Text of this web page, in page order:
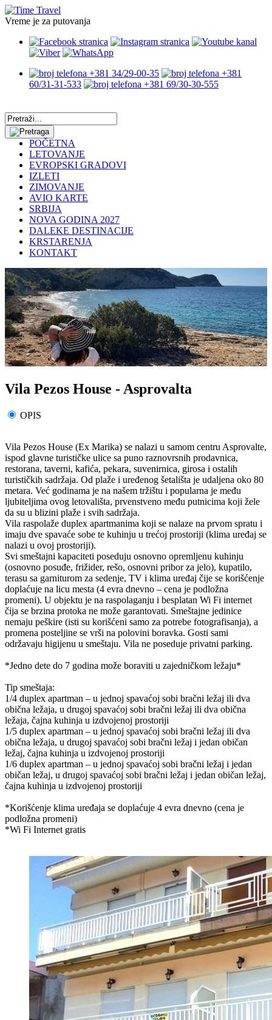
Vreme je za putovanja
+381 34/29-00-35
+381
60/31-31-533
+381 69/30-30-555
POČETNA
LETOVANJE
EVROPSKI GRADOVI
IZLETI
ZIMOVANJE
AVIO KARTE
SRBIJA
NOVA GODINA 2027
DALEKE DESTINACIJE
KRSTARENJA
KONTAKT
Vila Pezos House - Asprovalta
OPIS
Vila Pezos House (Ex Marika) se nalazi u samom centru Asprovalte,
ispod glavne turističke ulice sa puno raznovrsnih prodavnica,
restorana, taverni, kafića, pekara, suvenirnica, girosa i ostalih
turističkih sadržaja. Od plaže i uređenog šetališta je udaljena oko 80
metara. Već godinama je na našem tržištu i popularna je među
ljubiteljima ovog letovališta, prvenstveno među putnicima koji žele
da su u blizini plaže i svih sadržaja.
Vila raspolaže duplex apartmanima koji se nalaze na prvom spratu i
imaju dve spavaće sobe te kuhinju u trećoj prostoriji (klima uređaj se
nalazi u ovoj prostoriji).
Svi smeštajni kapaciteti poseduju osnovno opremljenu kuhinju
(osnovno posuđe, frižider, rešo, osnovni pribor za jelo), kupatilo,
terasu sa garniturom za sedenje, TV i klima uređaj čije se korišćenje
doplaćuje na licu mesta (4 evra dnevno – cena je podložna
promeni). U objektu je na raspolaganju i besplatan Wi Fi internet
čija se brzina protoka ne može garantovati. Smeštajne jedinice
nemaju peškire (isti su korišćeni samo za potrebe fotografisanja), a
promena posteljine se vrši na polovini boravka. Gosti sami
održavaju higijenu u smeštaju. Vila ne poseduje privatni parking.
*Jedno dete do 7 godina može boraviti u zajedničkom ležaju*
Tip smeštaja:
1/4 duplex apartman – u jednoj spavaćoj sobi bračni ležaj ili dva
obična ležaja, u drugoj spavaćoj sobi bračni ležaj ili dva obična
ležaja, čajna kuhinja u izdvojenoj prostoriji
1/5 duplex apartman – u jednoj spavaćoj sobi bračni ležaj ili dva
obična ležaja, u drugoj spavaćoj sobi bračni ležaj i jedan običan
ležaj, čajna kuhinja u izdvojenoj prostoriji
1/6 duplex apartman – u jednoj spavaćoj sobi bračni ležaj i jedan
običan ležaj, u drugoj spavaćoj sobi bračni ležaj i jedan običan ležaj,
čajna kuhinja u izdvojenoj prostoriji
*Korišćenje klima uređaja se doplaćuje 4 evra dnevno (cena je
podložna promeni)
*Wi Fi Internet gratis